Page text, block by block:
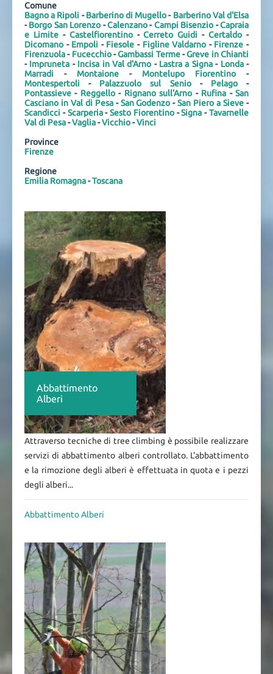
Comune
Bagno a Ripoli -Barberino di Mugello- Barberino Val d'Elsa
-Borgo San Lorenzo -Calenzano-Campi Bisenzio -Capraia
e Limite- Castelfiorentino-Cerreto Guidi -Certaldo -
Dicomano - Empoli - Fiesole - Figline Valdarno - Firenze -
Firenzuola- Fucecchio-Gambassi Terme-Greve in Chianti
- Impruneta - Incisa in Val d'Arno - Lastra a Signa- Londa-
Marradi - Montaione - Montelupo Fiorentino -
Montespertoli - Palazzuolo sul Senio- Pelago-
Pontassieve - Reggello- Rignano sull'Arno - Rufina -San
Casciano in Val di Pesa-San Godenzo -San Piero a Sieve -
Scandicci -Scarperia-Sesto Fiorentino-Signa -Tavarnelle
Val di Pesa-Vaglia-Vicchio-Vinci
Province
Firenze
Regione
Emilia Romagna-Toscana
Abbattimento
Alberi
Attraverso tecniche di tree climbing è possibile realizzare
servizi di abbattimento alberi controllato. L'abbattimento
e la rimozione degli alberi è effettuata in quota e i pezzi
degli alberi...
Abbattimento Alberi